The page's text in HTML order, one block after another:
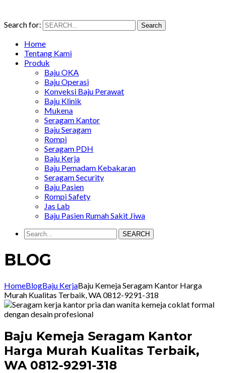
Search for: Search
Home
Tentang Kami
Produk
Baju OKA
Baju Operasi
Konveksi Baju Perawat
Baju Klinik
Mukena
Seragam Kantor
Baju Seragam
Rompi
Seragam PDH
Baju Kerja
Baju Pemadam Kebakaran
Seragam Security
Baju Pasien
Rompi Safety
Jas Lab
Baju Pasien Rumah Sakit Jiwa
SEARCH
BLOG
HomeBlogBaju KerjaBaju Kemeja Seragam Kantor Harga
Murah Kualitas Terbaik, WA 0812-9291-318
Baju Kemeja Seragam Kantor
Harga Murah Kualitas Terbaik,
WA 0812-9291-318